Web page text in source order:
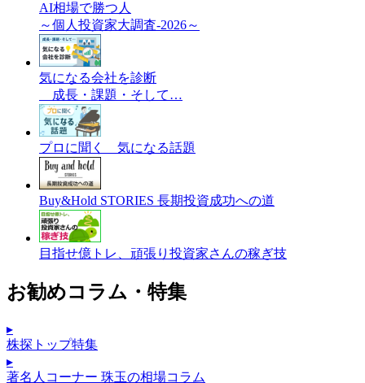
AI相場で勝つ人
～個人投資家大調査-2026～
気になる会社を診断
成長・課題・そして…
プロに聞く 気になる話題
Buy&Hold STORIES 長期投資成功への道
目指せ億トレ、頑張り投資家さんの稼ぎ技
お勧めコラム・特集
▸
株探トップ特集
▸
著名人コーナー 珠玉の相場コラム